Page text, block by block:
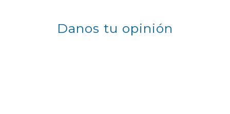
Danos tu opinión